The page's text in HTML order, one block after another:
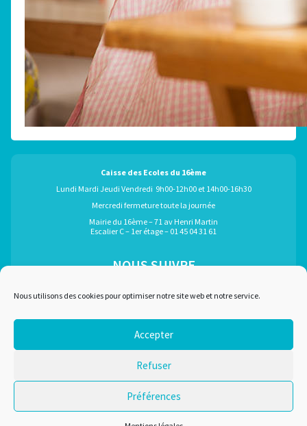
Nous utilisons des cookies pour optimiser notre site web et notre service.
Accepter
Refuser
Préférences
Caisse des Ecoles du 16ème
Lundi Mardi Jeudi Vendredi 9h00-12h00 et 14h00-16h30
Mercredi fermeture toute la journée
Mairie du 16ème – 71 av Henri Martin
Escalier C – 1er étage – 01 45 04 31 61
NOUS SUIVRE
Marchés publics
Recrutement
Liens utiles
Conditions d'utilisation
Plan du site
Mentions légales
Nous contacter